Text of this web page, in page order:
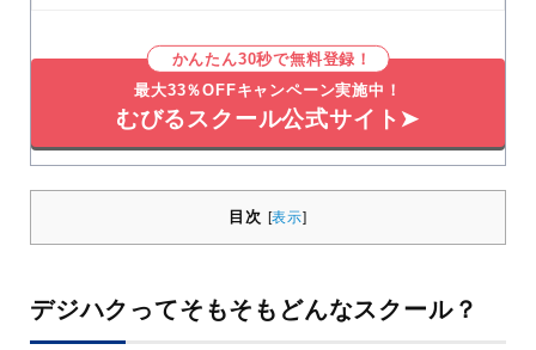
かんたん30秒で無料登録！
最大33％OFFキャンペーン実施中！
むびるスクール公式サイト➤
目次 [表示]
デジハクってそもそもどんなスクール？